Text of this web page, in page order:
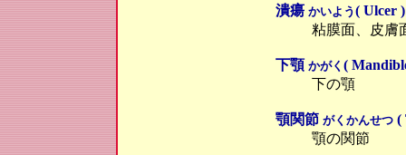
潰瘍 かいよう ( Ulcer
粘膜面、皮膚
下顎 かがく (
下の顎
顎関節 がくかんせつ (
顎の関節